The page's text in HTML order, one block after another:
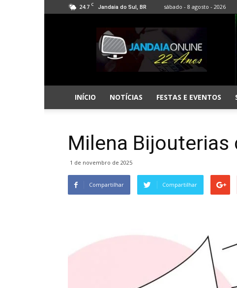
24.7 C Jandaia do Sul, BR sábado - 8 agosto - 2026
Jandaia
Online
INÍCIO NOTÍCIAS FESTAS E EVENTOS
Milena
1 de novembro de 2025
Compartilhar Compartilhar